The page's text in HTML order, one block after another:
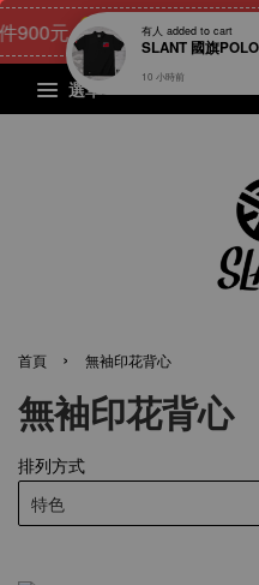
元 點我 立即購 24 天
選單
首頁 › 無袖印花背心
無袖印花背心
排列方式